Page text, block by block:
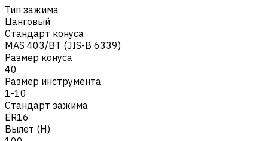
Тип зажима
Цанговый
Стандарт конуса
MAS 403/BT (JIS-B 6339)
Размер конуса
40
Размер инструмента
1-10
Стандарт зажима
ER16
Вылет (H)